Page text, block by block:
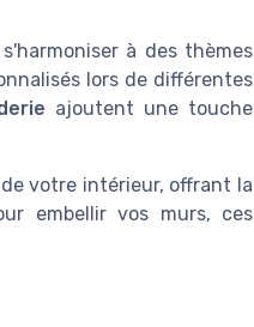
à des thèmes
lors de différentes
ajoutent une touche
votre intérieur, offrant la
embellir vos murs, ces